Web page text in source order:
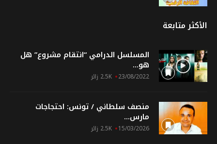
الأكثر متابعة
المسلسل الدرامي “انتقام مشروع” هل
هو...
23/08/2022 2.5K زائر
منصف سلطاني / تونس: احتجاجات
مارس...
15/03/2026 2.5K زائر